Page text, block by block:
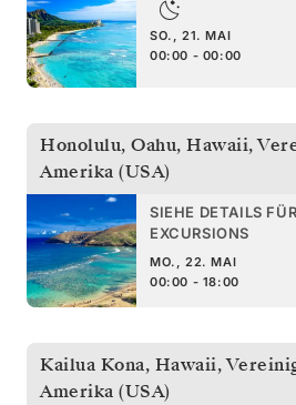
SO., 21. MAI
00:00 - 00:00
Honolulu, Oahu, Hawaii,
Amerika (USA)
SIEHE DETAILS
EXCURSIONS
MO., 22. MAI
00:00 - 18:00
Kailua Kona, Hawaii,
Amerika (USA)